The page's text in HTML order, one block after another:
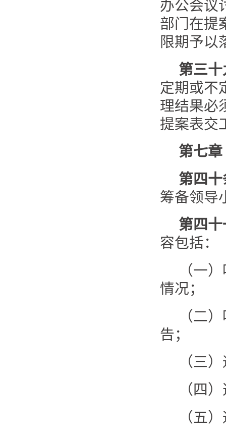
办公会议
部门在提
限期予以
第三
定期或不
理结果必
提案表交
第七章
第四十
筹备领导
第四
容包括：
（一
情况；
（二
告；
（三
（四
（五